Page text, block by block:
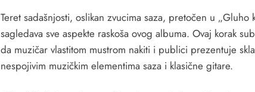
Teret sadašnjosti, oslikan zvucima saza, pretočen u „Gluho
sagledava sve aspekte raskoša ovog albuma. Ovaj korak
da muzičar vlastitom mustrom nakiti i publici prezentuje
nespojivim muzičkim elementima saza i klasične gitare.